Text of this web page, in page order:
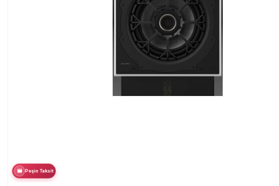
Peşin Taksit